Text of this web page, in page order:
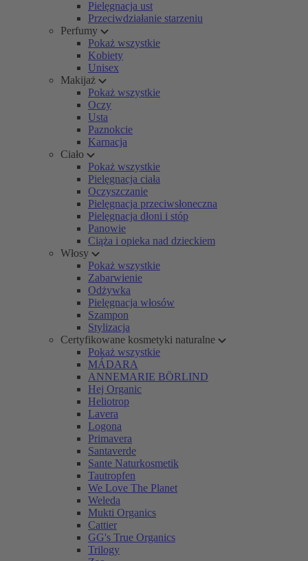
Pielęgnacja ust
Przeciwdziałanie starzeniu
Perfumy
Pokaż wszystkie
Kobiety
Unisex
Makijaż
Pokaż wszystkie
Oczy
Usta
Paznokcie
Karnacja
Ciało
Pokaż wszystkie
Pielęgnacja ciała
Oczyszczanie
Pielęgnacja przeciwsłoneczna
Pielęgnacja dłoni i stóp
Panowie
Ciąża i opieka nad dzieckiem
Włosy
Pokaż wszystkie
Zabarwienie
Odżywka
Pielęgnacja włosów
Szampon
Stylizacja
Certyfikowane kosmetyki naturalne
Pokaż wszystkie
MÁDARA
ANNEMARIE BÖRLIND
Hej Organic
Heliotrop
Lavera
Logona
Primavera
Santaverde
Sante Naturkosmetik
Tautropfen
We Love The Planet
Weleda
Mukti Organics
Cattier
GG's True Organics
Trilogy